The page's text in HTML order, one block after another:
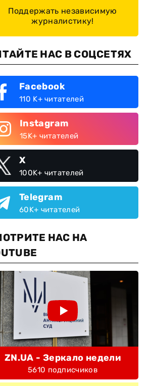
Поддержать независимую
журналистику!
НАС В СОЦСЕТЯХ
Facebook
110 K+ читателей
Instagram
15K+ читателей
X
100K+ читателей
Telegram
60K+ читателей
НАС НА
ZN.UA - Зеркало недели
5610 подписчиков